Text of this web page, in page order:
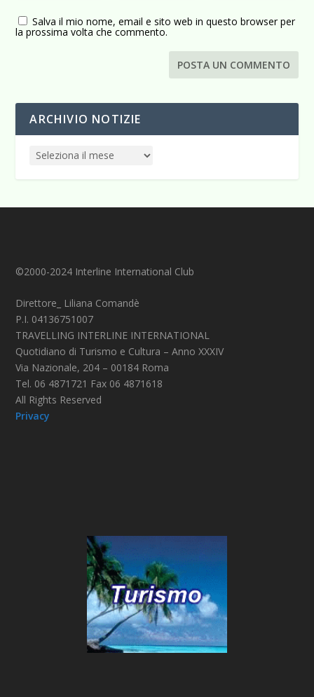
Salva il mio nome, email e sito web in questo browser per
la prossima volta che commento.
ARCHIVIO NOTIZIE
©2000-2024 Interline International Club
Direttore_ Liliana Comandè
P.I. 04136751007
TRAVELLING INTERLINE INTERNATIONAL
Quotidiano di Turismo e Cultura – Anno XXXIV
Via Nazionale, 204 – 00184 Roma
Tel. 06 4871721 Fax 06 4871618
All Rights Reserved
Privacy